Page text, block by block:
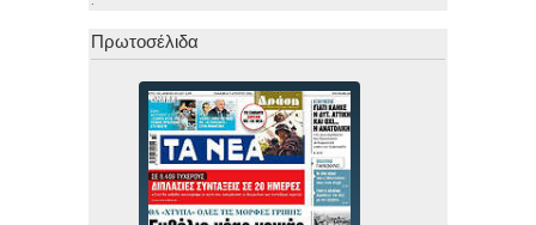
Πρωτοσέλιδα